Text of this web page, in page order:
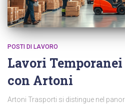
POSTI DI LAVORO
Lavori
con Artoni
Artoni Trasporti si distingue nel